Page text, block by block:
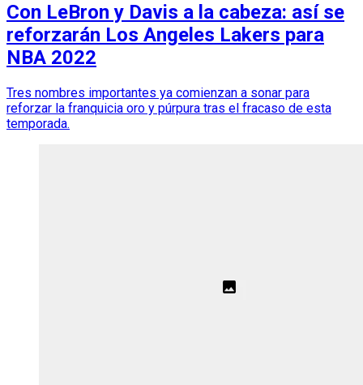
Con LeBron y Davis a la cabeza: así se
reforzarán Los Angeles Lakers para
NBA 2022
Tres nombres importantes ya comienzan a sonar para
reforzar la franquicia oro y púrpura tras el fracaso de esta
temporada.